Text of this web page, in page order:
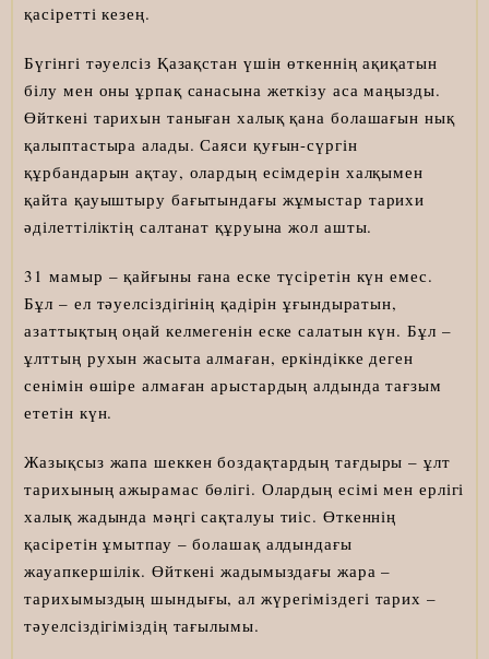
қасіретті кезең.
Бүгінгі тәуелсіз Қазақстан үшін өткеннің ақиқатын
білу мен оны ұрпақ санасына жеткізу аса маңызды.
Өйткені тарихын таныған халық қана болашағын нық
қалыптастыра алады. Саяси қуғын-сүргін
құрбандарын ақтау, олардың есімдерін халқымен
қайта қауыштыру бағытындағы жұмыстар тарихи
әділеттіліктің салтанат құруына жол ашты.
31 мамыр – қайғыны ғана еске түсіретін күн емес.
Бұл – ел тәуелсіздігінің қадірін ұғындыратын,
азаттықтың оңай келмегенін еске салатын күн. Бұл –
ұлттың рухын жасыта алмаған, еркіндікке деген
сенімін өшіре алмаған арыстардың алдында тағзым
ететін күн.
Жазықсыз жапа шеккен боздақтардың тағдыры – ұлт
тарихының ажырамас бөлігі. Олардың есімі мен ерлігі
халық жадында мәңгі сақталуы тиіс. Өткеннің
қасіретін ұмытпау – болашақ алдындағы
жауапкершілік. Өйткені жадымыздағы жара –
тарихымыздың шындығы, ал жүрегіміздегі тарих –
тәуелсіздігіміздің тағылымы.